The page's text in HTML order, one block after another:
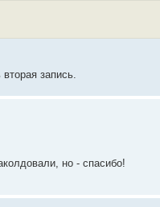
запись.
но - спасибо!